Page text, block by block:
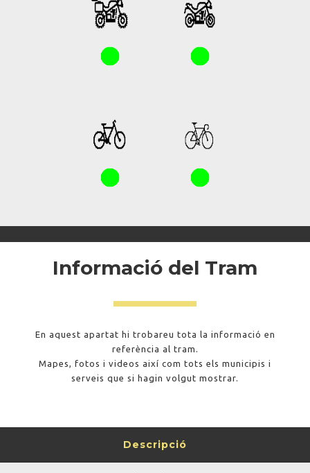
Informació del Tram
En aquest apartat hi trobareu tota la informació en
referència al tram.
Mapes, fotos i videos així com tots els municipis i
serveis que si hagin volgut mostrar.
Descripció